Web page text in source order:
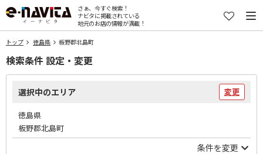
さぁ、今すぐ検索！
ナビタに掲載されている
地元のお店の情報が満載！
トップ 徳島県 板野郡北島町
検索条件 設定・変更
選択中のエリア 変更
徳島県
板野郡北島町
条件を変更